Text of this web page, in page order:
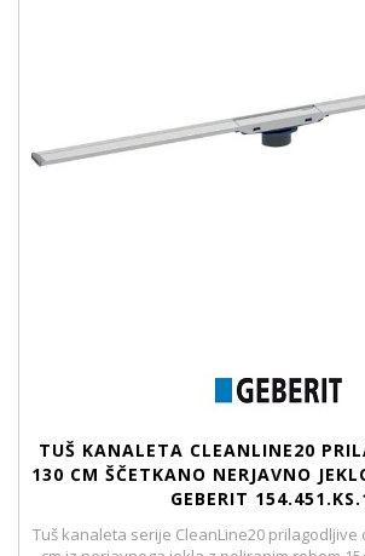
TUŠ KANALETA CLEANLINE20
130 CM ŠČETKANO NERJAVNO
GEBERIT
Tuš kanaleta serije CleanLine20 prilagodljive